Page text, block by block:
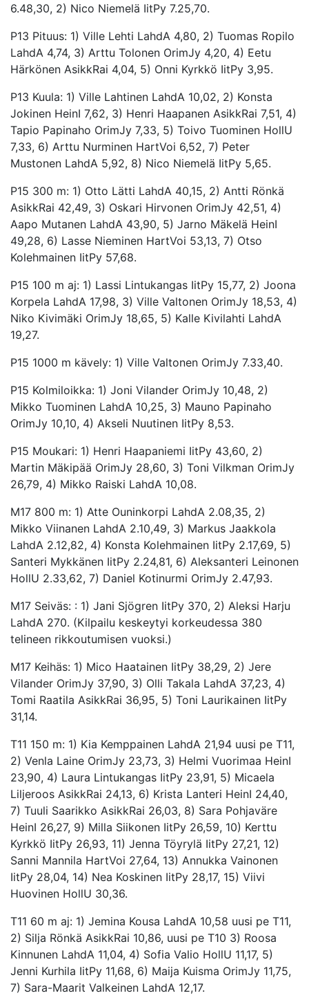
6.48,30, 2) Nico Niemelä IitPy 7.25,70.
P13 Pituus: 1) Ville Lehti LahdA 4,80, 2) Tuomas Ropilo
LahdA 4,74, 3) Arttu Tolonen OrimJy 4,20, 4) Eetu
Härkönen AsikkRai 4,04, 5) Onni Kyrkkö IitPy 3,95.
P13 Kuula: 1) Ville Lahtinen LahdA 10,02, 2) Konsta
Jokinen HeinI 7,62, 3) Henri Haapanen AsikkRai 7,51, 4)
Tapio Papinaho OrimJy 7,33, 5) Toivo Tuominen HollU
7,33, 6) Arttu Nurminen HartVoi 6,52, 7) Peter
Mustonen LahdA 5,92, 8) Nico Niemelä IitPy 5,65.
P15 300 m: 1) Otto Lätti LahdA 40,15, 2) Antti Rönkä
AsikkRai 42,49, 3) Oskari Hirvonen OrimJy 42,51, 4)
Aapo Mutanen LahdA 43,90, 5) Jarno Mäkelä HeinI
49,28, 6) Lasse Nieminen HartVoi 53,13, 7) Otso
Kolehmainen IitPy 57,68.
P15 100 m aj: 1) Lassi Lintukangas IitPy 15,77, 2) Joona
Korpela LahdA 17,98, 3) Ville Valtonen OrimJy 18,53, 4)
Niko Kivimäki OrimJy 18,65, 5) Kalle Kivilahti LahdA
19,27.
P15 1000 m kävely: 1) Ville Valtonen OrimJy 7.33,40.
P15 Kolmiloikka: 1) Joni Vilander OrimJy 10,48, 2)
Mikko Tuominen LahdA 10,25, 3) Mauno Papinaho
OrimJy 10,10, 4) Akseli Nuutinen IitPy 8,53.
P15 Moukari: 1) Henri Haapaniemi IitPy 43,60, 2)
Martin Mäkipää OrimJy 28,60, 3) Toni Vilkman OrimJy
26,79, 4) Mikko Raiski LahdA 10,08.
M17 800 m: 1) Atte Ouninkorpi LahdA 2.08,35, 2)
Mikko Viinanen LahdA 2.10,49, 3) Markus Jaakkola
LahdA 2.12,82, 4) Konsta Kolehmainen IitPy 2.17,69, 5)
Santeri Mykkänen IitPy 2.24,81, 6) Aleksanteri Leinonen
HollU 2.33,62, 7) Daniel Kotinurmi OrimJy 2.47,93.
M17 Seiväs: : 1) Jani Sjögren IitPy 370, 2) Aleksi Harju
LahdA 270. (Kilpailu keskeytyi korkeudessa 380
telineen rikkoutumisen vuoksi.)
M17 Keihäs: 1) Mico Haatainen IitPy 38,29, 2) Jere
Vilander OrimJy 37,90, 3) Olli Takala LahdA 37,23, 4)
Tomi Raatila AsikkRai 36,95, 5) Toni Laurikainen IitPy
31,14.
T11 150 m: 1) Kia Kemppainen LahdA 21,94 uusi pe T11,
2) Venla Laine OrimJy 23,73, 3) Helmi Vuorimaa HeinI
23,90, 4) Laura Lintukangas IitPy 23,91, 5) Micaela
Liljeroos AsikkRai 24,13, 6) Krista Lanteri HeinI 24,40,
7) Tuuli Saarikko AsikkRai 26,03, 8) Sara Pohjaväre
HeinI 26,27, 9) Milla Siikonen IitPy 26,59, 10) Kerttu
Kyrkkö IitPy 26,93, 11) Jenna Töyrylä IitPy 27,21, 12)
Sanni Mannila HartVoi 27,64, 13) Annukka Vainonen
IitPy 28,04, 14) Nea Koskinen IitPy 28,17, 15) Viivi
Huovinen HollU 30,36.
T11 60 m aj: 1) Jemina Kousa LahdA 10,58 uusi pe T11,
2) Silja Rönkä AsikkRai 10,86, uusi pe T10 3) Roosa
Kinnunen LahdA 11,04, 4) Sofia Valio HollU 11,17, 5)
Jenni Kurhila IitPy 11,68, 6) Maija Kuisma OrimJy 11,75,
7) Sara-Maarit Valkeinen LahdA 12,17.